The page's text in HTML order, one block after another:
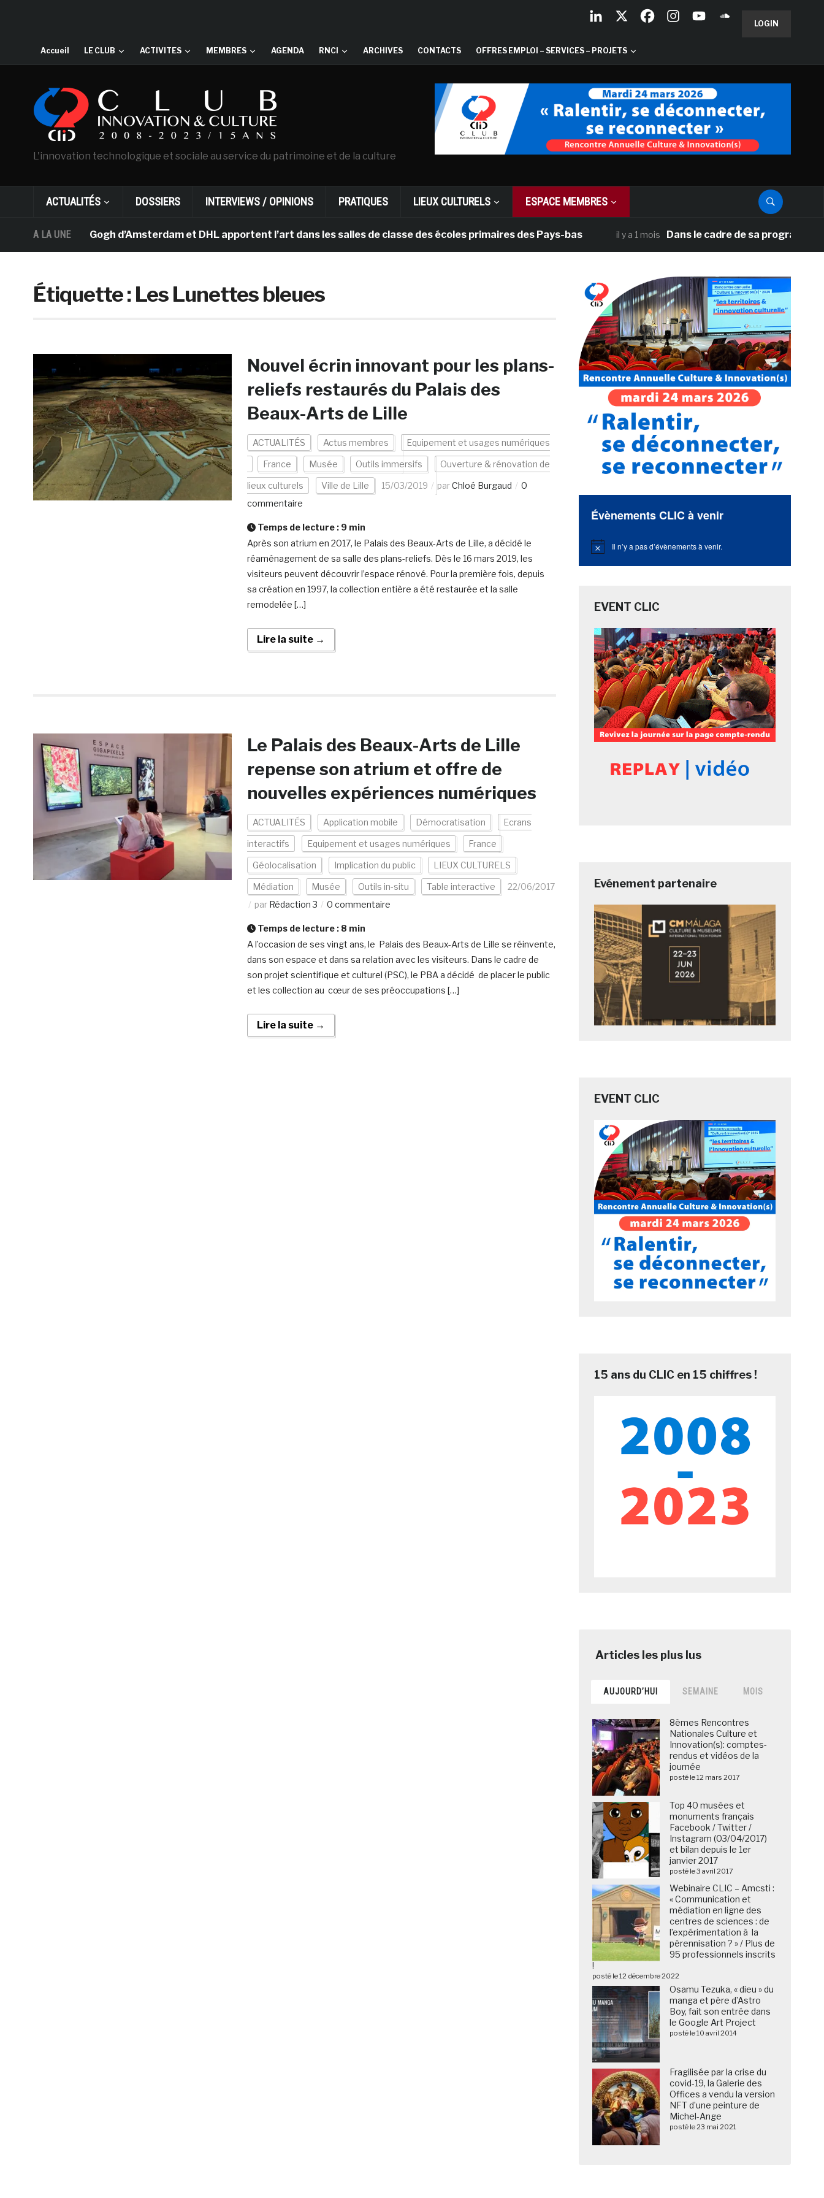
LOGIN
Accueil LE CLUB ACTIVITES MEMBRES AGENDA RNCI ARCHIVES CONTACTS OFFRES EMPLOI – SERVICES – PROJETS
L'innovation technologique et sociale au service du patrimoine et de la culture
ACTUALITÉS DOSSIERS INTERVIEWS / OPINIONS PRATIQUES LIEUX CULTURELS ESPACE MEMBRES
A LA UNE
musée Van Gogh d’Amsterdam et DHL apportent l’art dans les salles de classe des écoles primaires des Pays-bas il y a 1 mois Dans le cadre de sa programmation
Étiquette :Les Lunettes bleues
Nouvel écrin innovant pour les plans-
reliefs restaurés du Palais des
Beaux-Arts de Lille
ACTUALITÉS Actus membres Equipement et usages numériques
France Musée Outils immersifs Ouverture & rénovation de
lieux culturels Ville de Lille 15/03/2019 parChloé Burgaud
0
commentaire
Temps de lecture : 9 min
Après son atrium en 2017, le Palais des Beaux-Arts de Lille, a décidé le
réaménagement de sa salle des plans-reliefs. Dès le 16 mars 2019, les
visiteurs peuvent découvrir l’espace rénové. Pour la première fois, depuis
sa création en 1997, la collection entière a été restaurée et la salle
remodelée […]
Lire la suite →
Le Palais des Beaux-Arts de Lille
repense son atrium et offre de
nouvelles expériences numériques
ACTUALITÉS Application mobile Démocratisation Ecrans
interactifs Equipement et usages numériques France
Géolocalisation Implication du public LIEUX CULTURELS
Médiation Musée Outils in-situ Table interactive
22/06/2017
par Rédaction 3 0 commentaire
Temps de lecture : 8 min
A l’occasion de ses vingt ans, le Palais des Beaux-Arts de Lille se réinvente,
dans son espace et dans sa relation avec les visiteurs. Dans le cadre de
son projet scientifique et culturel (PSC), le PBA a décidé de placer le public
et les collection au cœur de ses préoccupations […]
Lire la suite →
Évènements CLIC à venir
Notice Il n’y a pas d’évènements à venir.
EVENT CLIC
Evénement partenaire
EVENT CLIC
15 ans du CLIC en 15 chiffres !
AUJOURD’HUI SEMAINE MOIS
8èmes Rencontres
Nationales Culture et
Innovation(s): comptes-
rendus et vidéos de la
journée
posté le 12 mars 2017
Top 40 musées et
monuments français
Facebook / Twitter /
Instagram (03/04/2017)
et bilan depuis le 1er
janvier 2017
posté le 3 avril 2017
Webinaire CLIC – Amcsti :
« Communication et
médiation en ligne des
centres de sciences : de
l’expérimentation à la
pérennisation ? » / Plus de
95 professionnels inscrits
!
posté le 12 décembre 2022
Osamu Tezuka, « dieu » du
manga et père d’Astro
Boy, fait son entrée dans
le Google Art Project
posté le 10 avril 2014
Fragilisée par la crise du
covid-19, la Galerie des
Offices a vendu la version
NFT d’une peinture de
Michel-Ange
posté le 23 mai 2021